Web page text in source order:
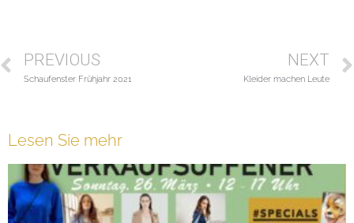
PREVIOUS
Schaufenster Frühjahr 2021
NEXT
Kleider machen Leute
Lesen Sie mehr